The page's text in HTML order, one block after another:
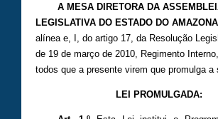
A MESA DIRETORA DA
LEGISLATIVA DO ESTADO DO
alínea e, I, do artigo 17, da Resolução
de 19 de março de 2010, Regimento
todos que a presente virem que promulga a
LEI PROMULGADA: